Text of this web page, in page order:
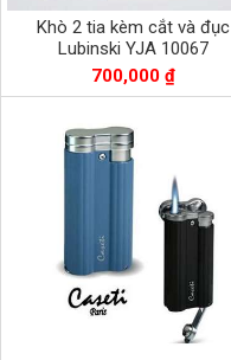
Khò 2 tia kèm cắt và đục
Lubinski YJA 10067
700,000 ₫